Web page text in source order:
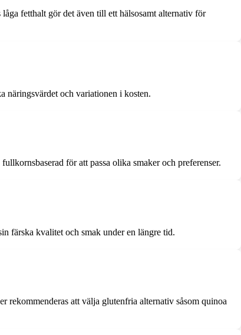
fetthalt gör det även till ett hälsosamt alternativ för
näringsvärdet och variationen i kosten.
för att passa olika smaker och preferenser.
färska kvalitet och smak under en längre tid.
rekommenderas att välja glutenfria alternativ såsom quinoa